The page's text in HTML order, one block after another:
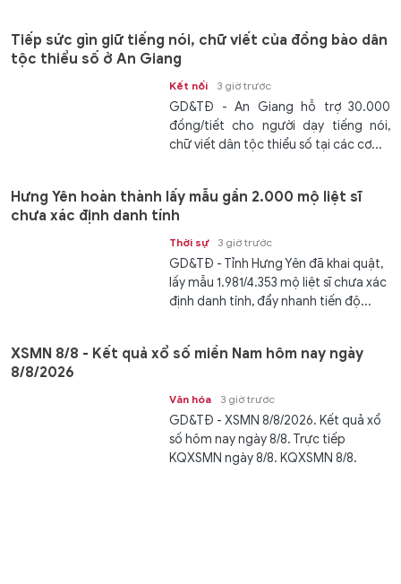
Tiếp sức gìn giữ tiếng nói, chữ viết của đồng bào dân
tộc thiểu số ở An Giang
Kết nối 3 giờ trước
GD&TĐ - An Giang hỗ trợ 30.000
đồng/tiết cho người dạy tiếng nói,
chữ viết dân tộc thiểu số tại các cơ...
Hưng Yên hoàn thành lấy mẫu gần 2.000 mộ liệt sĩ
chưa xác định danh tính
Thời sự 3 giờ trước
GD&TĐ - Tỉnh Hưng Yên đã khai quật,
lấy mẫu 1.981/4.353 mộ liệt sĩ chưa xác
định danh tính, đẩy nhanh tiến độ...
XSMN 8/8 - Kết quả xổ số miền Nam hôm nay ngày
8/8/2026
Văn hóa 3 giờ trước
GD&TĐ - XSMN 8/8/2026. Kết quả xổ
số hôm nay ngày 8/8. Trực tiếp
KQXSMN ngày 8/8. KQXSMN 8/8.